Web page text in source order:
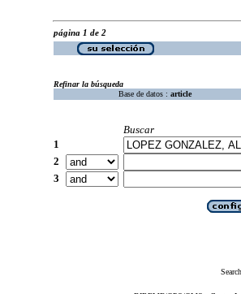
página 1 de 2
Refinar la búsqueda
Base de datos : article
Buscar
1
2
3